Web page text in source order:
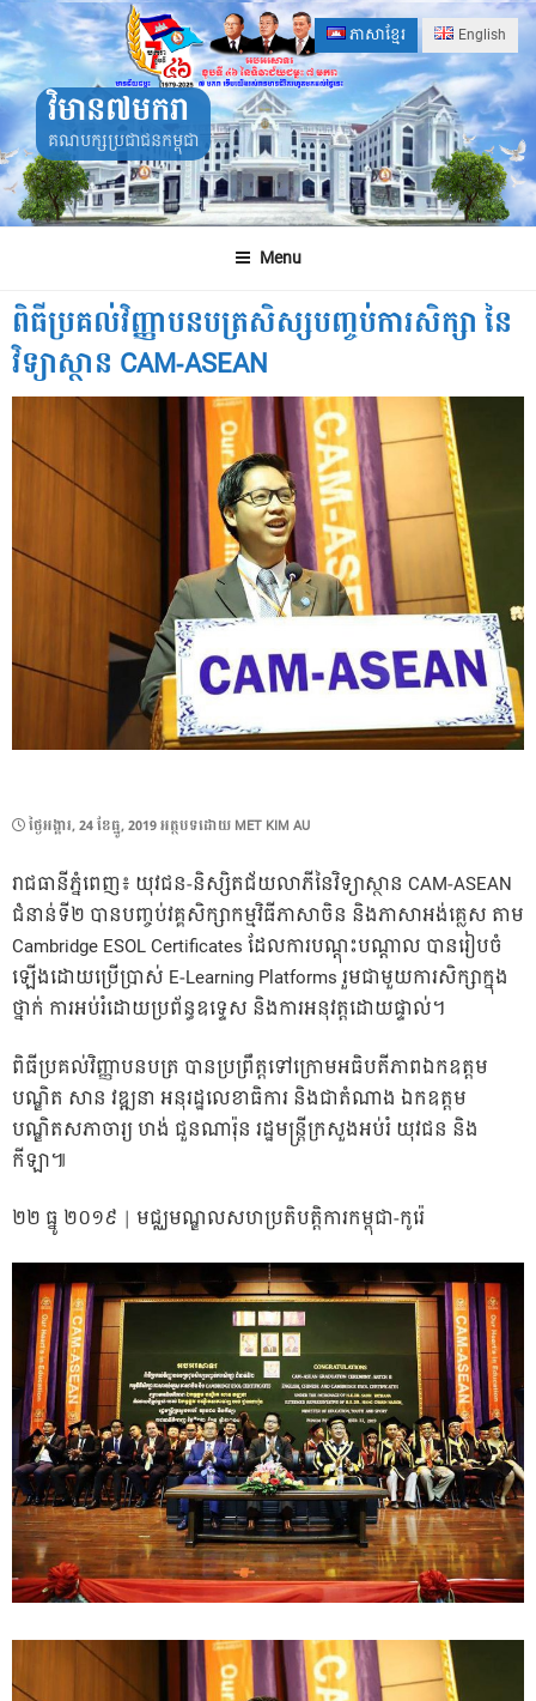
Skip
to
content
ភាសាខ្មែរ English
វិមាន៧មករា
គណបក្សប្រជាជនកម្ពុជា
Menu
ពិធី​ប្រគល់​វិញ្ញាបនបត្រ​​សិស្ស​បញ្ចប់​ការ​សិក្សា នៃ​
វិទ្យាស្ថាន CAM-ASEAN
POSTED
ថ្ងៃ​អង្គារ, 24 ខែ​ធ្នូ, 2019អត្ថបទដោយ MET KIM AU
រាជធានី​ភ្នំពេញ៖ យុវជន-និស្សិត​ជ័យ​លាភី​នៃ​វិទ្យាស្ថាន CAM-ASEAN
ជំនាន់​ទី​២ បាន​បញ្ចប់​វគ្គ​សិក្សា​កម្មវិធី​ភាសា​ចិន និង​ភាសា​អង់គ្លេស តាម
Cambridge ESOL Certificates ដែល​ការ​បណ្ដុះបណ្ដាល បាន​រៀបចំ​
ឡើង​ដោយ​ប្រើប្រាស់ E-Learning Platforms រួម​ជា​មួយ​ការ​សិក្សា​ក្នុង​
ថ្នាក់ ការ​អប់រំ​ដោយ​ប្រព័ន្ធ​ឧទ្ទេស និង​ការ​អនុវត្ត​ដោយ​ផ្ទាល់។
ពិធី​ប្រគល់​វិញ្ញាបនបត្រ បាន​ប្រព្រឹត្ត​ទៅ​ក្រោម​អធិបតីភាព​ឯកឧត្តម​
បណ្ឌិត សាន វឌ្ឍនា អនុរដ្ឋលេខាធិការ និង​ជា​តំណាង​ ឯកឧត្តម​
បណ្ឌិតសភាចារ្យ ហង់ ជួនណារ៉ុន រដ្ឋមន្រ្តី​ក្រសួង​អប់រំ យុវជន និង​
កីឡា៕
២២ ធ្នូ ២០១៩ | មជ្ឈមណ្ឌល​សហប្រតិបត្តិការ​កម្ពុជា-កូរ៉េ